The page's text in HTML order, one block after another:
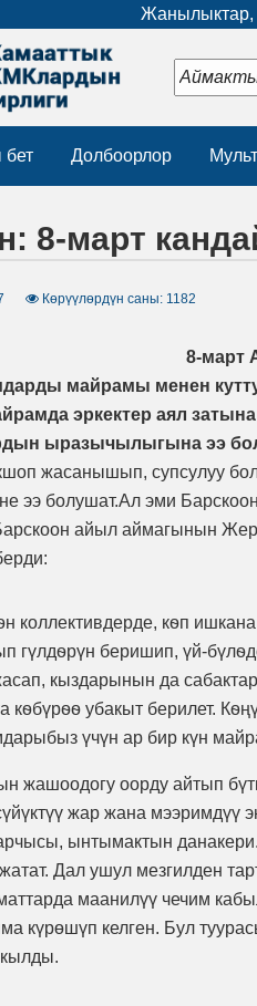
Жанылыктар,
Долбоорлор
8-март
Көрүүлөрдүн саны: 1182
8-март
майрамы менен
эркектер аял
ыразычылыгына ээ
жасанышып, супсулуу
ээ болушат.Ал эми
айыл аймагынын
коллективдерде, кѳп
гүлдѳрүн беришип, үй-
кыздарынын да
кѳбүрѳѳ убакыт берилет.
үчүн ар бир күн
жашоодогу оорду айтып
жар жана мээримдүү
ынтымактын
Дал ушул мезгилден
маанилүү чечим
күрөшүп келген. Бул